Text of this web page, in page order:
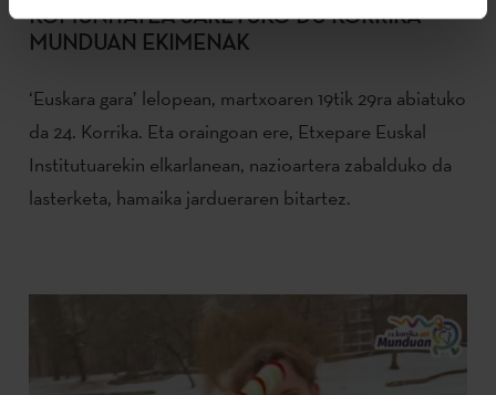
KOMUNITATEA SARETUKO DU KORRIKA
MUNDUAN EKIMENAK
‘Euskara gara’ lelopean, martxoaren 19tik 29ra abiatuko
da 24. Korrika. Eta oraingoan ere, Etxepare Euskal
Institutuarekin elkarlanean, nazioartera zabalduko da
lasterketa, hamaika jardueraren bitartez.